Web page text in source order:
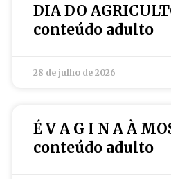
DIA DO
conteúdo adulto
28 de julho de 2026
É V A G I N A À
conteúdo adulto